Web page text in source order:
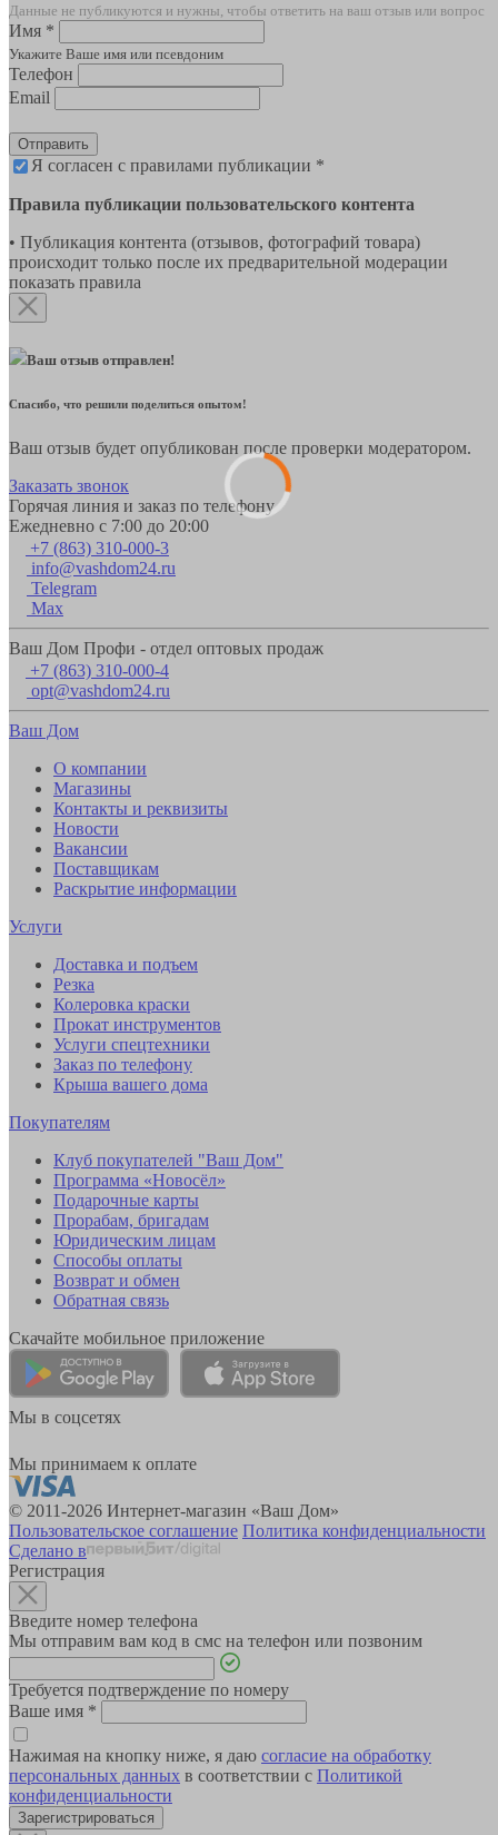
Данные не публикуются и нужны, чтобы ответить на ваш отзыв или вопрос
Имя *
Укажите Ваше имя или псевдоним
Телефон
Email
Отправить
Я согласен с правилами публикации *
Правила публикации пользовательского контента
• Публикация контента (отзывов, фотографий товара)
происходит только после их предварительной модерации
показать правила
Ваш отзыв отправлен!
Спасибо, что решили поделиться опытом!
Ваш отзыв будет опубликован после проверки модератором.
Заказать звонок
Горячая линия и заказ по телефону
Ежедневно с 7:00 до 20:00
+7 (863) 310-000-3
info@vashdom24.ru
Telegram
Max
Ваш Дом Профи - отдел оптовых продаж
+7 (863) 310-000-4
opt@vashdom24.ru
Ваш Дом
О компании
Магазины
Контакты и реквизиты
Новости
Вакансии
Поставщикам
Раскрытие информации
Услуги
Доставка и подъем
Резка
Колеровка краски
Прокат инструментов
Услуги спецтехники
Заказ по телефону
Крыша вашего дома
Покупателям
Клуб покупателей "Ваш Дом"
Программа «Новосёл»
Подарочные карты
Прорабам, бригадам
Юридическим лицам
Способы оплаты
Возврат и обмен
Обратная связь
Скачайте мобильное приложение
Мы в соцсетях
Мы принимаем к оплате
© 2011-2026 Интернет-магазин «Ваш Дом»
Пользовательское соглашение Политика конфиденциальности
Сделано в
Регистрация
Введите номер телефона
Мы отправим вам код в смс на телефон или позвоним
Требуется подтверждение по номеру
Ваше имя *
Нажимая на кнопку ниже, я даю согласие на обработку
персональных данных в соответствии с Политикой
конфиденциальности
Зарегистрироваться